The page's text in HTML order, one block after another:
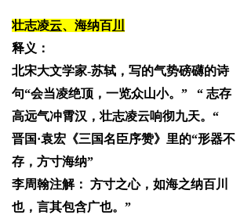
壮志凌云、海纳百川
释义：
北宋大文学家-苏轼，写的气势磅礴的诗
句“会当凌绝顶，一览众山小。” “ 志存
高远气冲霄汉，壮志凌云响彻九天。“
晋国·袁宏《三国名臣序赞》里的“形器不
存，方寸海纳”
李周翰注解： 方寸之心，如海之纳百川
也，言其包含广也。”